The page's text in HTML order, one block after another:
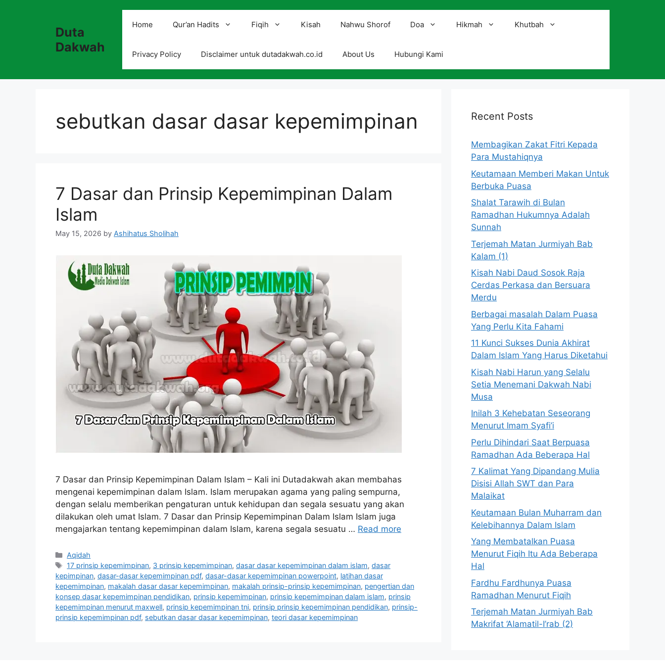
Duta
Dakwah
Home Qur’an Hadits Fiqih Kisah Nahwu Shorof Doa Hikmah Khutbah
Privacy Policy Disclaimer untuk dutadakwah.co.id About Us Hubungi Kami
sebutkan dasar dasar kepemimpinan
7 Dasar dan Prinsip Kepemimpinan Dalam
Islam
May 15, 2026 by Ashihatus Sholihah
7 Dasar dan Prinsip Kepemimpinan Dalam Islam – Kali ini Dutadakwah akan membahas
mengenai kepemimpinan dalam Islam. Islam merupakan agama yang paling sempurna,
dengan selalu memberikan pengaturan untuk kehidupan dan segala sesuatu yang akan
dilakukan oleh umat Islam. 7 Dasar dan Prinsip Kepemimpinan Dalam Islam Islam juga
mengajarkan tentang kepemimpinan dalam Islam, karena segala sesuatu … Read more
Categories
Aqidah
Tags
17 prinsip kepemimpinan, 3 prinsip kepemimpinan,dasar dasar kepemimpinan dalam islam,dasar
kepimpinan, dasar-dasar kepemimpinan pdf, dasar-dasar kepemimpinan powerpoint, latihan dasar
kepemimpinan, makalah dasar dasar kepemimpinan, makalah prinsip-prinsip kepemimpinan, pengertian dan
konsep dasar kepemimpinan pendidikan, prinsip kepemimpinan, prinsip kepemimpinan dalam islam, prinsip
kepemimpinan menurut maxwell, prinsip kepemimpinan tni, prinsip prinsip kepemimpinan pendidikan, prinsip-
prinsip kepemimpinan pdf, sebutkan dasar dasar kepemimpinan, teori dasar kepemimpinan
Recent Posts
Membagikan Zakat Fitri Kepada
Para Mustahiqnya
Keutamaan Memberi Makan Untuk
Berbuka Puasa
Shalat Tarawih di Bulan
Ramadhan Hukumnya Adalah
Sunnah
Terjemah Matan Jurmiyah Bab
Kalam (1)
Kisah Nabi Daud Sosok Raja
Cerdas Perkasa dan Bersuara
Merdu
Berbagai masalah Dalam Puasa
Yang Perlu Kita Fahami
11 Kunci Sukses Dunia Akhirat
Dalam Islam Yang Harus Diketahui
Kisah Nabi Harun yang Selalu
Setia Menemani Dakwah Nabi
Musa
Inilah 3 Kehebatan Seseorang
Menurut Imam Syafi’i
Perlu Dihindari Saat Berpuasa
Ramadhan Ada Beberapa Hal
7 Kalimat Yang Dipandang Mulia
Disisi Allah SWT dan Para
Malaikat
Keutamaan Bulan Muharram dan
Kelebihannya Dalam Islam
Yang Membatalkan Puasa
Menurut Fiqih Itu Ada Beberapa
Hal
Fardhu Fardhunya Puasa
Ramadhan Menurut Fiqih
Terjemah Matan Jurmiyah Bab
Makrifat ‘Alamatil-I’rab (2)